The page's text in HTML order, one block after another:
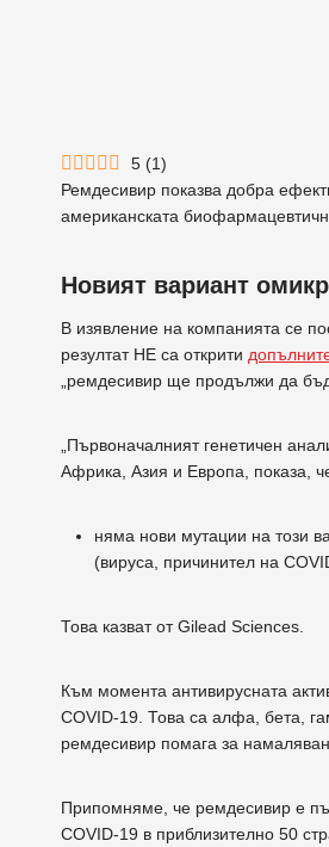
5 (1)
Ремдесивир показва добра
американската
Новият вариант
В изявление на компанията се
резултат НЕ са открити
„ремдесивир ще продължи да
„Първоначалният генетичен
Африка, Азия и Европа, показа,
няма нови мутации на този
(вируса, причинител на
Това казват от Gilead Sciences.
Към момента антивирусната
COVID-19. Това са алфа, бета,
ремдесивир помага за
Припомняме, че ремдесивир е
COVID-19 в приблизително 50